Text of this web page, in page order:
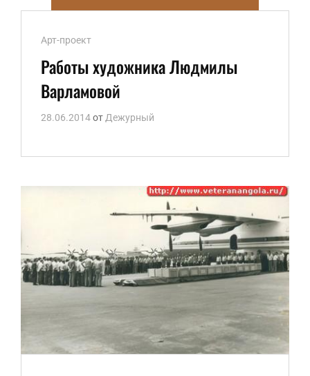
Ссылки
рубрик
Арт-проект
Работы художника Людмилы
Варламовой
28.06.2014от Дежурный